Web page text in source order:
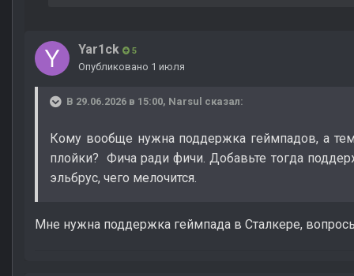
Yar1ck 5
Опубликовано 1 июля
В 29.06.2026 в 15:00, Narsul сказал:
Кому вообще нужна поддержка геймпадов, а
плойки? Фича ради фичи. Добавьте тогда
эльбрус, чего мелочится.
Мне нужна поддержка геймпада в Сталкере,